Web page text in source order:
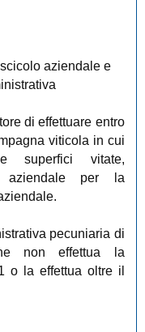
aziendale e
di effettuare entro
viticola in cui
superfici vitate,
aziendale per la
pecuniaria di
non effettua la
o la effettua oltre il